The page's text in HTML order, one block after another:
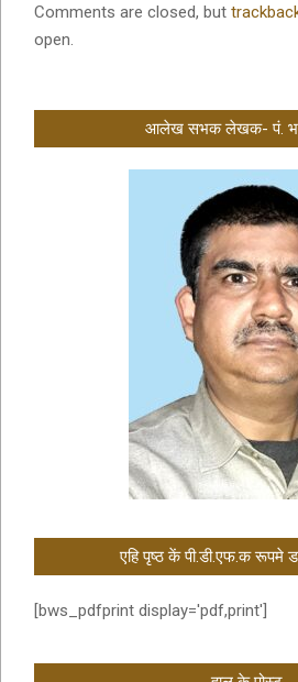
Comments are closed, but
open.
आलेख सभक लेखक- पं.
एहि पृष्ठ कें पी.डी.एफ.क रूपमे
[bws_pdfprint display='pdf,print']